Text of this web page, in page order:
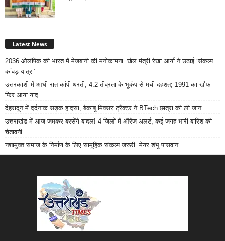
Latest News
2036 ओलंपिक की भारत में मेजबानी की मनोकामना: खेल मंत्री रेखा आर्या ने उठाई ‘संकल्प
कांवड़ यात्रा’
उत्तरकाशी में आधी रात कांपी धरती, 4.2 तीव्रता के भूकंप से मची दहशत; 1991 का खौफ
फिर आया याद
देहरादून में दर्दनाक सड़क हादसा, बेकाबू मिक्सर ट्रैक्टर ने BTech छात्रा की ली जान
उत्तराखंड में आज जमकर बरसेंगे बादल! 4 जिलों में ऑरेंज अलर्ट, कई जगह भारी बारिश की
चेतावनी
नशामुक्त समाज के निर्माण के लिए सामूहिक संकल्प जरूरी: मेयर शंभू पासवान